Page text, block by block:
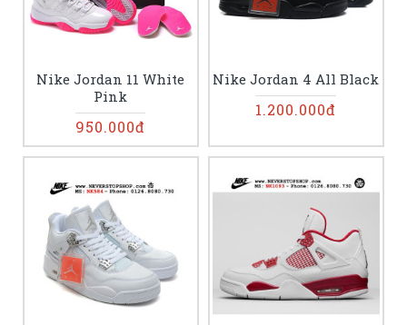
Nike Jordan 11 White
Pink
950.000đ
Nike Jordan 4 All Black
1.200.000đ